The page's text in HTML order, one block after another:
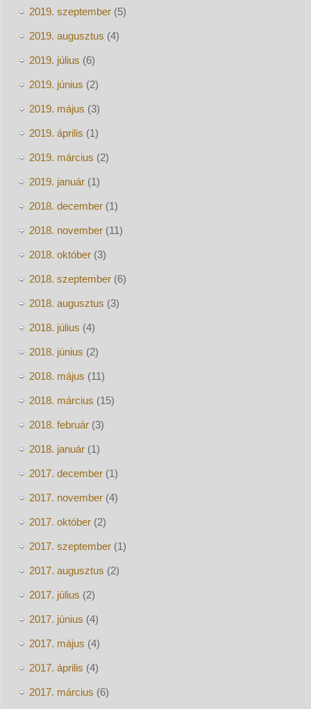
2019. szeptember(5)
2019. augusztus (4)
2019. július (6)
2019. június (2)
2019. május (3)
2019. április (1)
2019. március (2)
2019. január(1)
2018. december(1)
2018. november(11)
2018. október(3)
2018. szeptember(6)
2018. augusztus (3)
2018. július (4)
2018. június (2)
2018. május (11)
2018. március (15)
2018. február(3)
2018. január(1)
2017. december(1)
2017. november(4)
2017. október(2)
2017. szeptember(1)
2017. augusztus (2)
2017. július (2)
2017. június (4)
2017. május (4)
2017. április (4)
2017. március (6)